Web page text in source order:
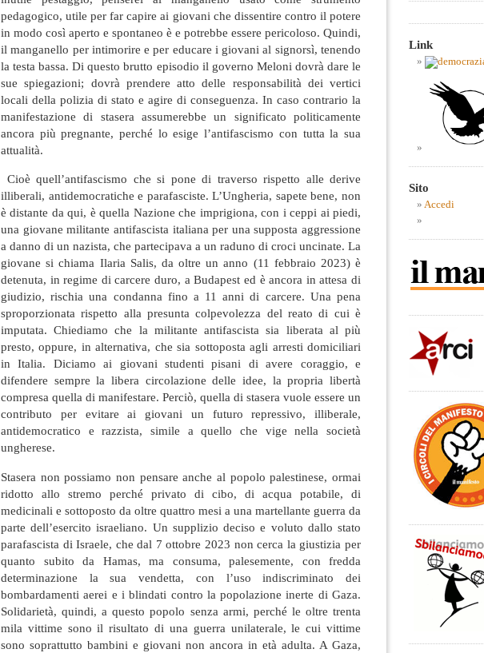
pedagogico, utile per far capire ai giovani che dissentire contro il potere
in modo così aperto e spontaneo è e potrebbe essere pericoloso. Quindi,
il manganello per intimorire e per educare i giovani al signorsì, tenendo
la testa bassa. Di questo brutto episodio il governo Meloni dovrà dare le
sue spiegazioni; dovrà prendere atto delle responsabilità dei vertici
locali della polizia di stato e agire di conseguenza. In caso contrario la
manifestazione di stasera assumerebbe un significato politicamente
ancora più pregnante, perché lo esige l’antifascismo con tutta la sua
attualità.
Cioè quell’antifascismo che si pone di traverso rispetto alle derive
illiberali, antidemocratiche e parafasciste. L’Ungheria, sapete bene, non
è distante da qui, è quella Nazione che imprigiona, con i ceppi ai piedi,
una giovane militante antifascista italiana per una supposta aggressione
a danno di un nazista, che partecipava a un raduno di croci uncinate. La
giovane si chiama Ilaria Salis, da oltre un anno (11 febbraio 2023) è
detenuta, in regime di carcere duro, a Budapest ed è ancora in attesa di
giudizio, rischia una condanna fino a 11 anni di carcere. Una pena
sproporzionata rispetto alla presunta colpevolezza del reato di cui è
imputata. Chiediamo che la militante antifascista sia liberata al più
presto, oppure, in alternativa, che sia sottoposta agli arresti domiciliari
in Italia. Diciamo ai giovani studenti pisani di avere coraggio, e
difendere sempre la libera circolazione delle idee, la propria libertà
compresa quella di manifestare. Perciò, quella di stasera vuole essere un
contributo per evitare ai giovani un futuro repressivo, illiberale,
antidemocratico e razzista, simile a quello che vige nella società
ungherese.
Stasera non possiamo non pensare anche al popolo palestinese, ormai
ridotto allo stremo perché privato di cibo, di acqua potabile, di
medicinali e sottoposto da oltre quattro mesi a una martellante guerra da
parte dell’esercito israeliano. Un supplizio deciso e voluto dallo stato
parafascista di Israele, che dal 7 ottobre 2023 non cerca la giustizia per
quanto subito da Hamas, ma consuma, palesemente, con fredda
determinazione la sua vendetta, con l’uso indiscriminato dei
bombardamenti aerei e i blindati contro la popolazione inerte di Gaza.
Solidarietà, quindi, a questo popolo senza armi, perché le oltre trenta
mila vittime sono il risultato di una guerra unilaterale, le cui vittime
sono soprattutto bambini e giovani non ancora in età adulta. A Gaza,
Link
Sito
Accedi